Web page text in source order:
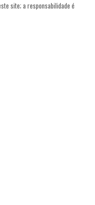
site; a responsabilidade é